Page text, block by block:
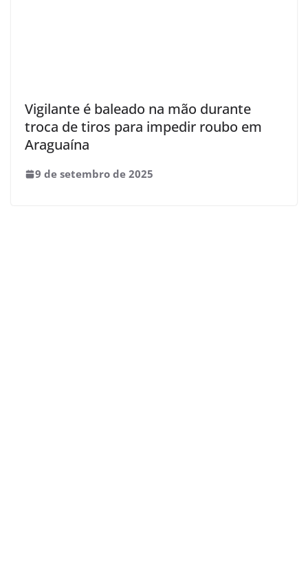
Vigilante é baleado na mão durante
troca de tiros para impedir roubo em
Araguaína
9 de setembro de 2025